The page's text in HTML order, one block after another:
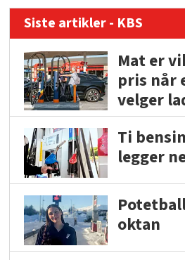
Siste artikler - KBS
Mat er
pris når
velger
Ti
legger
oktan